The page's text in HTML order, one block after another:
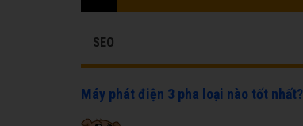
SEO
Máy phát điện 3 pha loại nào tốt nhất?